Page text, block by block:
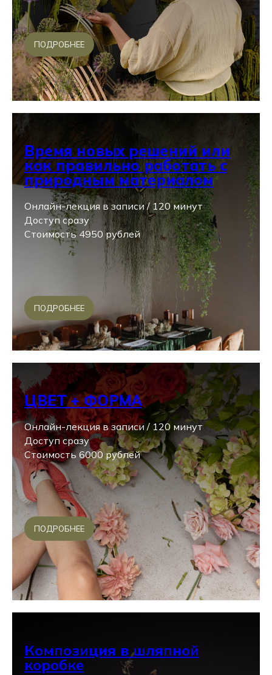
ПОДРОБНЕЕ
Время новых решений или
как правильно работать с
природным материалом
Онлайн-лекция в записи / 120 минут
Доступ сразу
Стоимость 4950 рублей
ПОДРОБНЕЕ
ЦВЕТ + ФОРМА
Онлайн-лекция в записи / 120 минут
Доступ сразу
Стоимость 6000 рублей
ПОДРОБНЕЕ
Композиция в шляпной
коробке